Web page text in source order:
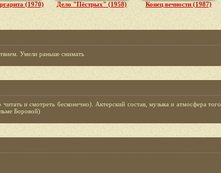
(1970) Дело "Пёстрых" (1958) Конец вечности (1987)
Умели раньше снимать
и смотреть бесконечно). Актерский состав, музыка и атмосфера того
Боровой)